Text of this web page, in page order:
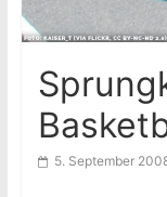
5. September